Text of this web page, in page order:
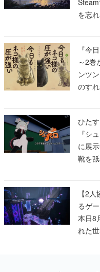
『今
～2
ンツ
のす
ひた
『シ
に展
靴を
も開
【2人
るゲ
本日8
れた
ムを
カテゴリー